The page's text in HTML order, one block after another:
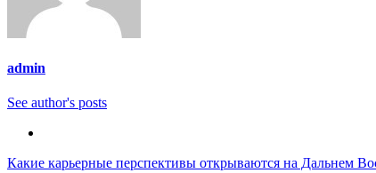
admin
See author's posts
Навигация
Какие карьерные перспективы открываются на Дальнем